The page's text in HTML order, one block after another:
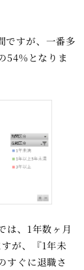
ですが、一番多
54%となりま
は、1年数ヶ月
が、『1年未
すぐに退職さ